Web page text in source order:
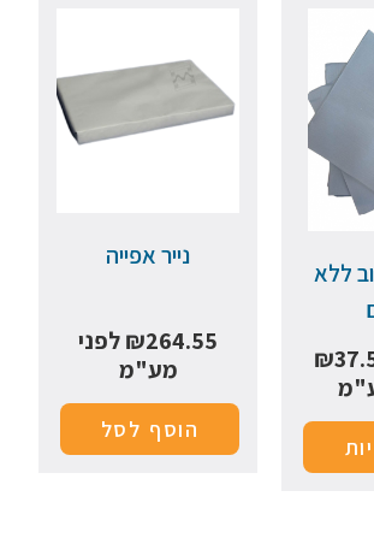
ללא
₪
נייר אפייה
₪264.55
לפני
מע"מ
הוסף לסל